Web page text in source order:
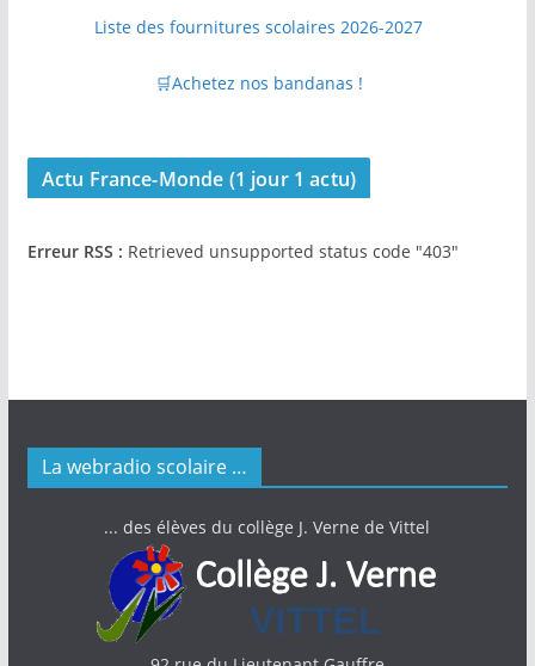
Liste des fournitures scolaires 2026-2027
🛒Achetez nos bandanas !
Actu France-Monde (1 jour 1 actu)
Erreur RSS : Retrieved unsupported status code "403"
La webradio scolaire …
... des élèves du collège J. Verne de Vittel